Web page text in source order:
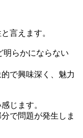
言えます。
明らかにならない
で興味深く、魅力
じます。
で問題が発生しま